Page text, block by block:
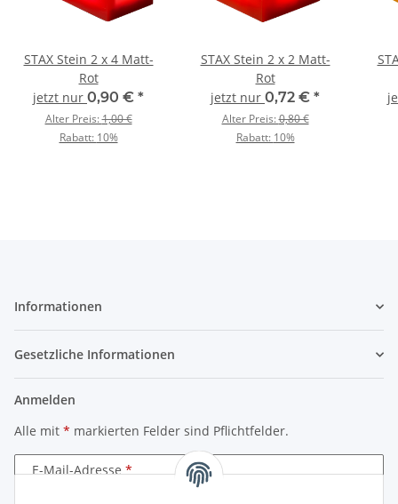
STAX Stein 2 x 4 Matt-
Rot
jetzt nur 0,90 € *
Alter Preis:1,00 €
Rabatt: 10%
STAX Stein 2 x 2 Matt-
Rot
jetzt nur 0,72 € *
Alter Preis:0,80 €
Rabatt: 10%
Informationen
Gesetzliche Informationen
Anmelden
Alle mit * markierten Felder sind Pflichtfelder.
E-Mail-Adresse